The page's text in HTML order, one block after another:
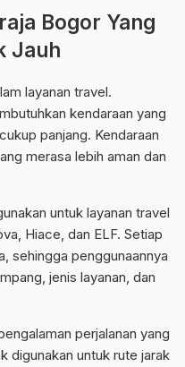
Bogor Yang
Jauh
layanan travel.
kendaraan yang
panjang. Kendaraan
merasa lebih aman dan
untuk layanan travel
Hiace, dan ELF. Setiap
sehingga penggunaannya
jenis layanan, dan
perjalanan yang
digunakan untuk rute jarak